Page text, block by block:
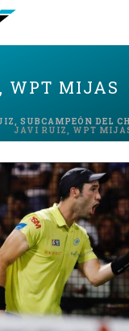
WPT MIJAS
SUBCAMPEÓN DEL
JAVI RUIZ, WPT